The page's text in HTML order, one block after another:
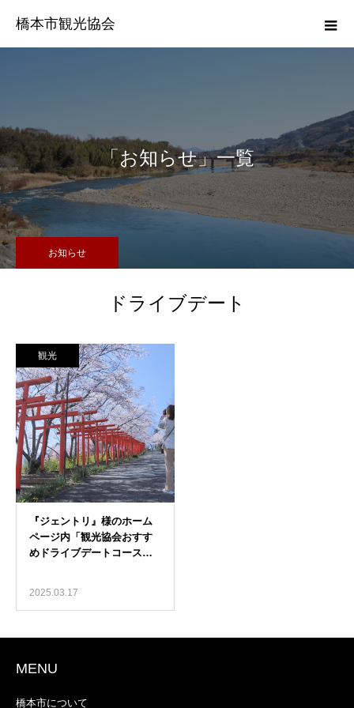
橋本市観光協会
「お知らせ」一覧
お知らせ
ドライブデート
観光
2025.03.17
MENU
橋本市について